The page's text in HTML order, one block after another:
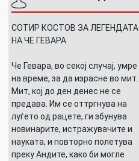
СОТИР КОСТОВ ЗА ЛЕГЕНДАТА
НА ЧЕ ГЕВАРА
Че Гевара, во секој случај, умре
на време, за да израсне во мит.
Мит, кој до ден денес не се
предава. Им се оттргнува на
луѓето од рацете, ги збунува
новинарите, истражувачите и
науката, и повторно полетува
преку Андите, како би могле